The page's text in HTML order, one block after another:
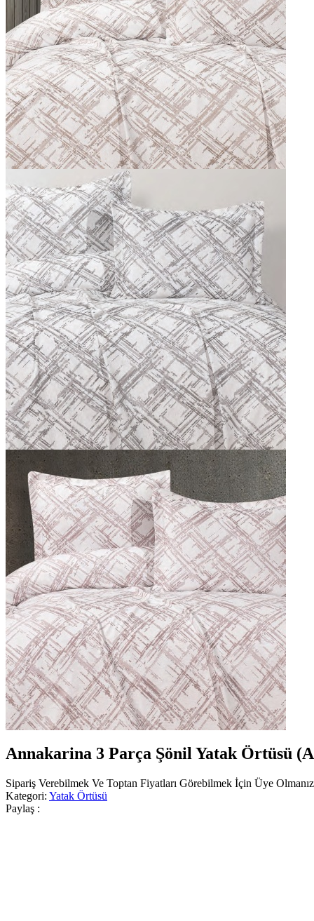
Annakarina 3 Parça Şönil Yatak Örtüsü
Sipariş Verebilmek Ve Toptan Fiyatları Görebilmek İçin Üye
Kategori: Yatak Örtüsü
Paylaş :